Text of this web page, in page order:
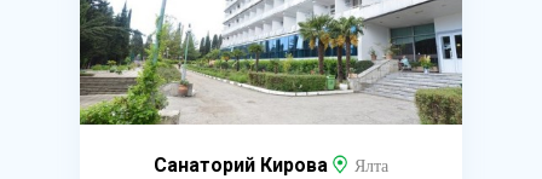
Санаторий Кирова Ялта